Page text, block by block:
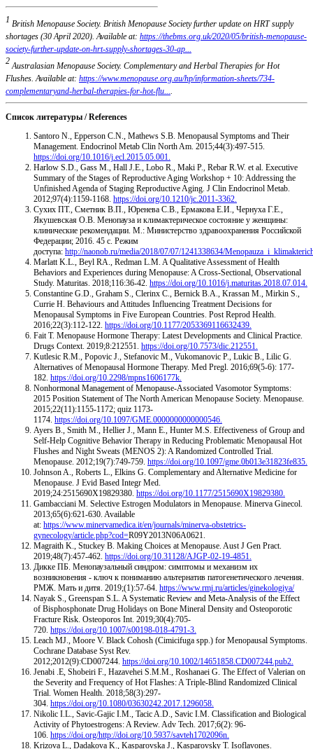
1 British Menopause Society. British Menopause Society further update on HRT supply
shortages (30 April 2020). Available at: https://thebms.org.uk/2020/05/british-menopause-
society-further-update-on-hrt-supply-shortages-30-ap...
2 Australasian Menopause Society. Complementary and Herbal Therapies for Hot
Flushes. Available at: https://www.menopause.org.au/hp/information-sheets/734-
complementaryand-herbal-therapies-for-hot-flu...
Список литературы / References
Santoro N., Epperson C.N., Mathews S.B. Menopausal Symptoms and Their
Management. Endocrinol Metab Clin North Am. 2015;44(3):497-515.
https://doi.org/10.1016/j.ecl.2015.05.001.
Harlow S.D., Gass M., Hall J.E., Lobo R., Maki P., Rebar R.W. et al. Executive
Summary of the Stages of Reproductive Aging Workshop + 10: Addressing the
Unfinished Agenda of Staging Reproductive Aging. J Clin Endocrinol Metab.
2012;97(4):1159-1168. https://doi.org/10.1210/jc.2011-3362.
Сухих ПТ., Сметник В.П., Юренева С.В., Ермакова Е.И., Чернуха Г.Е.,
Якушевская О.В. Менопауза и климактерическое состояние у женщины:
клинические рекомендации. М.: Министерство здравоохранения Российской
Федерации; 2016. 45 с. Режим
доступа: http://naonob.ru/media/2018/07/07/1241338634/
Marlatt K.L., Beyl RA., Redman L.M. A Qualitative Assessment of Health
Behaviors and Experiences during Menopause: A Cross-Sectional, Observational
Study. Maturitas. 2018;116:36-42. https://doi.org/10.1016/j.maturitas.2018.07.014.
Constantine G.D., Graham S., Clerinx C., Bernick B.A., Krassan M., Mirkin S.,
Currie H. Behaviours and Attitudes Influencing Treatment Decisions for
Menopausal Symptoms in Five European Countries. Post Reprod Health.
2016;22(3):112-122. https://doi.org/10.1177/2053369116632439.
Fait T. Menopause Hormone Therapy: Latest Developments and Clinical Practice.
Drugs Context. 2019;8:212551. https://doi.org/10.7573/dic.212551.
Kutlesic R.M., Popovic J., Stefanovic M., Vukomanovic P., Lukic B., Lilic G.
Alternatives of Menopausal Hormone Therapy. Med Pregl. 2016;69(5-6): 177-
182. https://doi.org/10.2298/mpns1606177k.
Nonhormonal Management of Menopause-Associated Vasomotor Symptoms:
2015 Position Statement of The North American Menopause Society. Menopause.
2015;22(11):1155-1172; quiz 1173-
1174. https://doi.org/10.1097/GME.0000000000000546.
Ayers B., Smith M., Hellier J., Mann E., Hunter M.S. Effectiveness of Group and
Self-Help Cognitive Behavior Therapy in Reducing Problematic Menopausal Hot
Flushes and Night Sweats (MENOS 2): A Randomized Controlled Trial.
Menopause. 2012;19(7):749-759. https://doi.org/10.1097/gme.0b013e31823fe835.
Johnson A., Roberts L., Elkins G. Complementary and Alternative Medicine for
Menopause. J Evid Based Integr Med.
2019;24:2515690X19829380. https://doi.org/10.1177/2515690X19829380.
Gambacciani M. Selective Estrogen Modulators in Menopause. Minerva Ginecol.
2013;65(6):621-630. Available
at: https://www.minervamedica.it/en/journals/minerva-obstetrics-
gynecology/article.php?cod=R09Y2013N06A0621.
Magraith K., Stuckey B. Making Choices at Menopause. Aust J Gen Pract.
2019;48(7):457-462. https://doi.org/10.31128/AJGP-02-19-4851.
Дикке ПБ. Менопаузальный синдром: симптомы и механизм их
возникновения - ключ к пониманию альтернатив патогенетического лечения.
РМЖ. Мать и дитя. 2019;(1):57-64. https://www.rmj.ru/articles/ginekologiya/
Nayak S., Greenspan S.L. A Systematic Review and Meta-Analysis of the Effect
of Bisphosphonate Drug Holidays on Bone Mineral Density and Osteoporotic
Fracture Risk. Osteoporos Int. 2019;30(4):705-
720. https://doi.org/10.1007/s00198-018-4791-3.
Leach MJ., Moore V. Black Cohosh (Cimicifuga spp.) for Menopausal Symptoms.
Cochrane Database Syst Rev.
2012;2012(9):CD007244. https://doi.org/10.1002/14651858.CD007244.pub2.
Jenabi .E, Shobeiri F., Hazavehei S.M.M., Roshanaei G. The Effect of Valerian on
the Severity and Frequency of Hot Flashes: A Triple-Blind Randomized Clinical
Trial. Women Health. 2018;58(3):297-
304. https://doi.org/10.1080/03630242.2017.1296058.
Nikolic I.L., Savic-Gajic I.M., Tacic A.D., Savic I.M. Classification and Biological
Activity of Phytoestrogens: A Review. Adv Tech. 2017;6(2): 96-
106. https://doi.org/http://doi.org/10.5937/savteh1702096n.
Krizova L., Dadakova K., Kasparovska J., Kasparovsky T. Isoflavones.